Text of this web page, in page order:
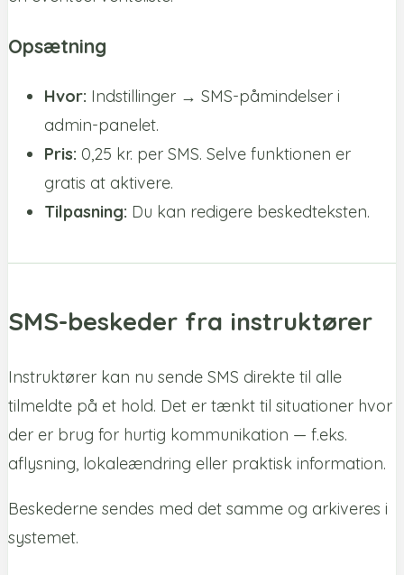
Opsætning
Hvor: Indstillinger → SMS-påmindelser i
admin-panelet.
Pris: 0,25 kr. per SMS. Selve funktionen er
gratis at aktivere.
Tilpasning: Du kan redigere beskedteksten.
SMS-beskeder fra instruktører
Instruktører kan nu sende SMS direkte til alle
tilmeldte på et hold. Det er tænkt til situationer hvor
der er brug for hurtig kommunikation — f.eks.
aflysning, lokaleændring eller praktisk information.
Beskederne sendes med det samme og arkiveres i
systemet.